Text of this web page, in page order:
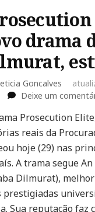
drama
Goncalves
Deixe um
Prosecution
reais da
hoje (29) nas
A trama segue
Dilmurat),
prestigiadas
Sua reputação faz